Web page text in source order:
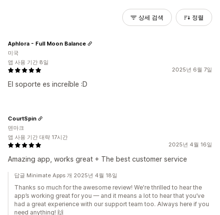
상세 검색 정렬
2025년 6월 7일
El soporte es increíble :D
Aphlora - Full Moon Balance
미국
앱 사용 기간 8일
2025년 4월 16일
Amazing app, works great + The best customer service
CourtSpin
덴마크
앱 사용 기간 대략 17시간
답글 Minimate Apps 개 2025년 4월 18일
Thanks so much for the awesome review! We're thrilled to hear the
app’s working great for you — and it means a lot to hear that you’ve
had a great experience with our support team too. Always here if you
need anything! 🙌